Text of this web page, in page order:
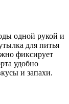
одной рукой и
для питья
фиксирует
удобно
и запахи.